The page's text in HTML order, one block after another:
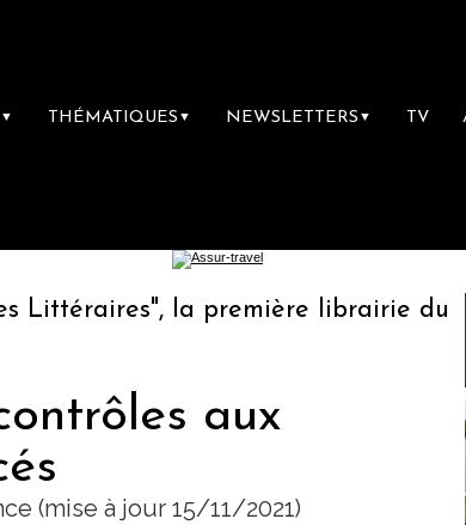
▼ THÉMATIQUES ▼ NEWSLETTERS ▼ TV
la première librairie du
aux
(mise à jour 15/11/2021)